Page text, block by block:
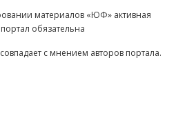
материалов «ЮФ» активная
обязательна
с мнением авторов портала.